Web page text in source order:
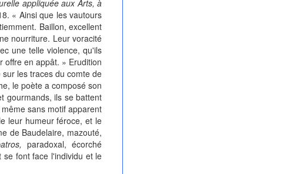
appliquée aux Arts, à
« Ainsi que les vautours
Baillon, excellent
nourriture. Leur voracité
une telle violence, qu'ils
en appât. » Erudition
les traces du comte de
le poète a composé son
gourmands, ils se battent
sans motif apparent
leur humeur féroce, et le
de Baudelaire, mazouté,
paradoxal, écorché
font face l'individu et le